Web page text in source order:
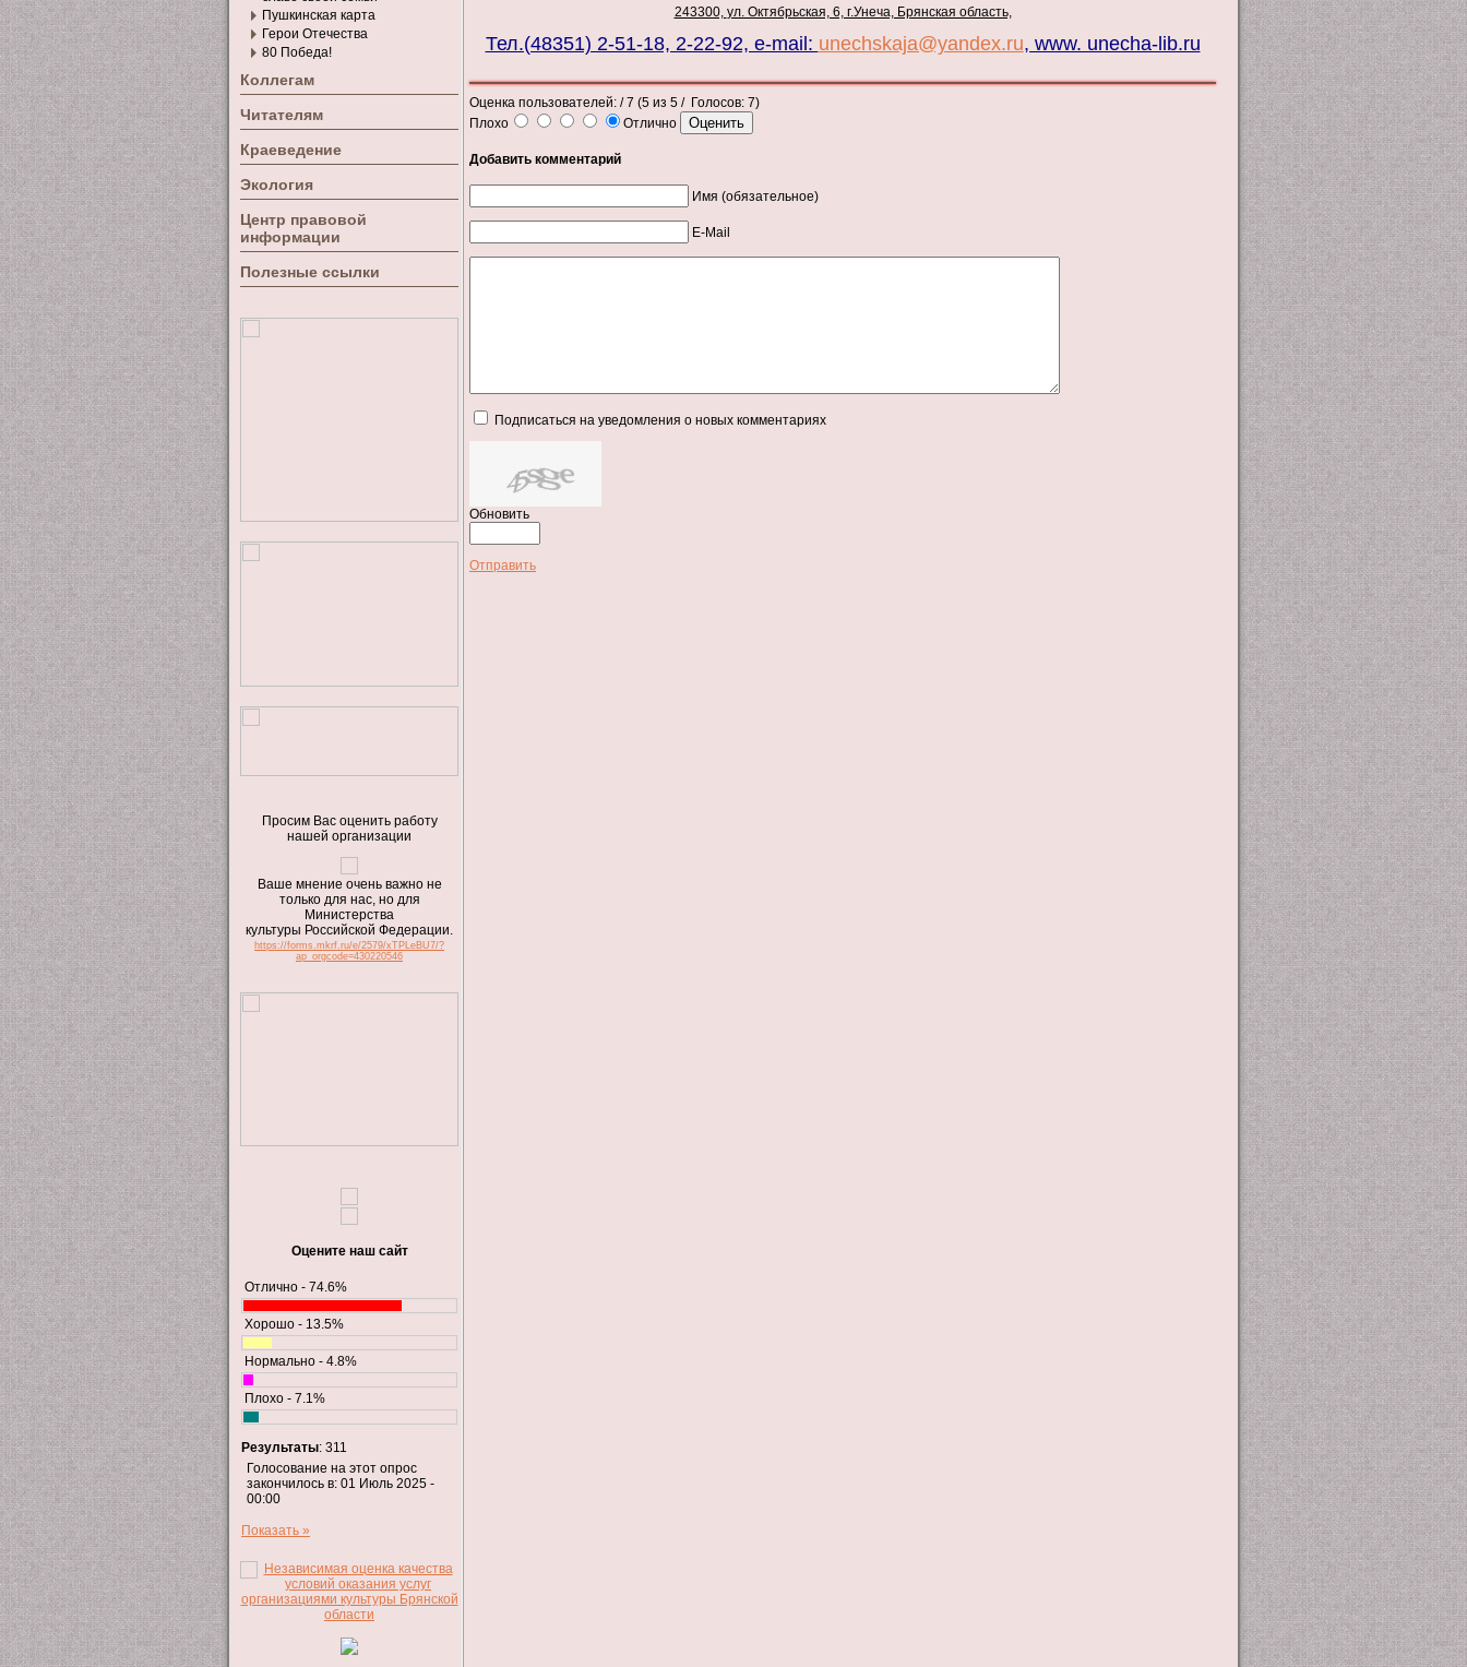
Пушкинская карта
Герои Отечества
80 Победа!
Коллегам
Читателям
Краеведение
Экология
Центр правовой
информации
Полезные ссылки
Просим Вас оценить работу
нашей организации
Ваше мнение очень важно не
только для нас, но для
Министерства
культуры Российской Федерации.
https://forms.mkrf.ru/e/2579/xTPLeBU7/?
ap_orgcode=430220546
Оцените наш сайт
Отлично - 74.6%
Хорошо - 13.5%
Нормально - 4.8%
Плохо - 7.1%
Результаты: 311
Голосование на этот опрос
закончилось в: 01 Июль 2025 -
00:00
Показать »
243300, ул. Октябрьская, 6, г.Унеча, Брянская область,
Тел.(48351) 2-51-18, 2-22-92, e-mail: unechskaja@yandex.ru, www. unecha-lib.ru
Оценка пользователей: / 7 (5 из 5 / Голосов: 7)
Плохо
Отлично
Добавить комментарий
Имя (обязательное)
E-Mail
Подписаться на уведомления о новых комментариях
Обновить
Отправить